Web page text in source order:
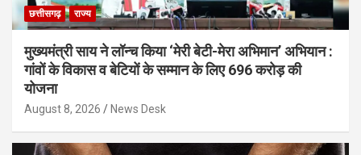
छत्तीसगढ़ राज्य
मुख्यमंत्री साय ने लॉन्च किया ‘मेरी बेटी-मेरा अभिमान’ अभियान :
गांवों के विकास व बेटियों के सम्मान के लिए 696 करोड़ की
योजना
August 8, 2026 News Desk